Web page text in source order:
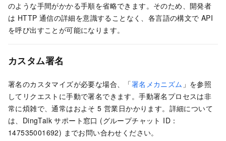
のような手間がかかる手順を省略できます。そのため、開発者
は HTTP 通信の詳細を意識することなく、各言語の構文で API
を呼び出すことが可能になります。
カスタム署名
署名のカスタマイズが必要な場合、「署名メカニズム 」を参照
してリクエストに手動で署名できます。手動署名プロセスは非
常に煩雑で、通常はおよそ 5 営業日かかります。詳細について
は、DingTalk サポート窓口 (グループチャット ID：
147535001692) までお問い合わせください。